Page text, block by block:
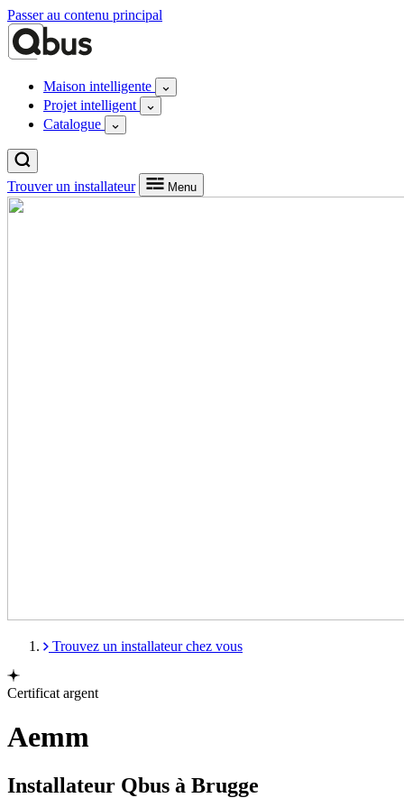
Passer au contenu principal
Maison intelligente
Projet intelligent
Catalogue
Trouver un installateur Menu
Trouvez un installateur chez vous
Certificat argent
Aemm
Installateur Qbus à Brugge